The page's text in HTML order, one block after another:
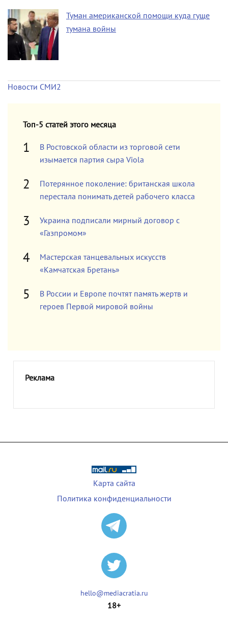
Туман американской помощи куда гуще
тумана войны
Новости СМИ2
Топ-5 статей этого месяца
В Ростовской области из торговой сети
изымается партия сыра Viola
Потерянное поколение: британская школа
перестала понимать детей рабочего класса
Украина подписали мирный договор с
«Газпромом»
Мастерская танцевальных искусств
«Камчатская Бретань»
В России и Европе почтят память жертв и
героев Первой мировой войны
Реклама
Карта сайта
Политика конфиденциальности
hello@mediacratia.ru
18+